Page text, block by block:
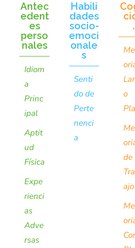
Antec
edent
es
perso
nales
Idiom
a
Princ
ipal
Aptit
ud
Física
Expe
rienci
as
Adve
rsas
Habili
dades
socio-
emoci
onale
s
Senti
do de
Perte
nenci
a
.
o
de
ajo